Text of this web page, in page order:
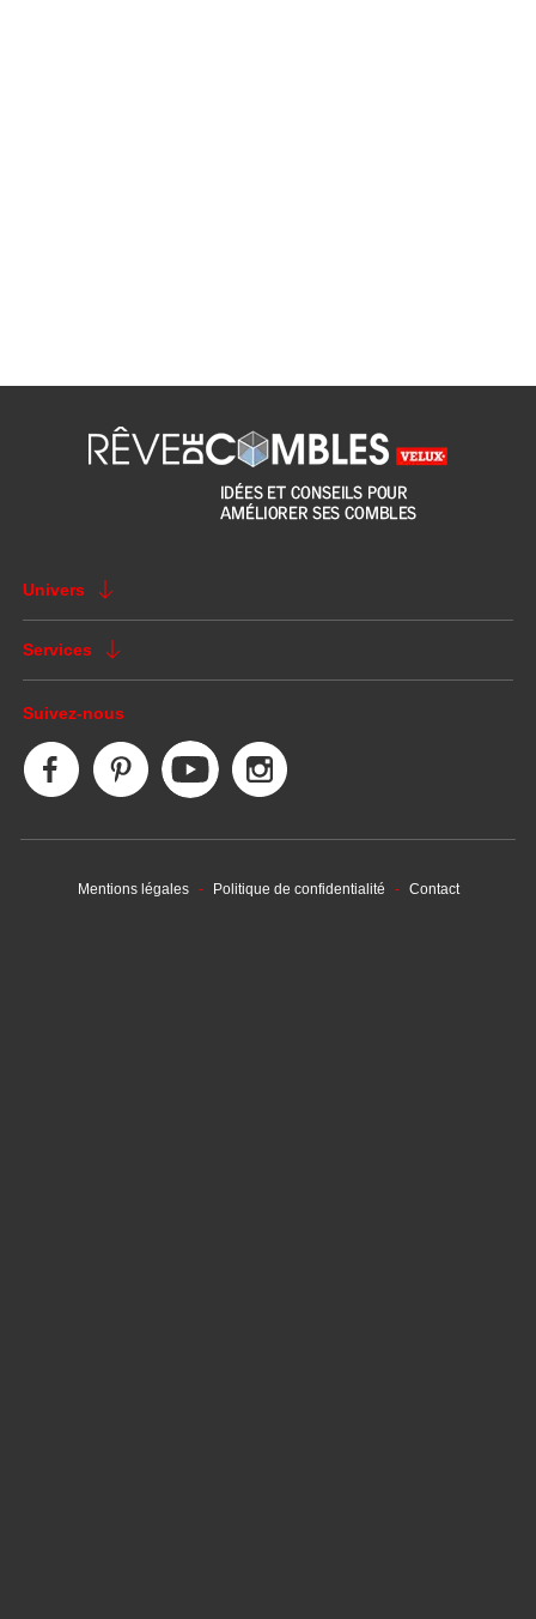
Univers
Services
Suivez-nous
Mentions légales Politique de confidentialité Contact